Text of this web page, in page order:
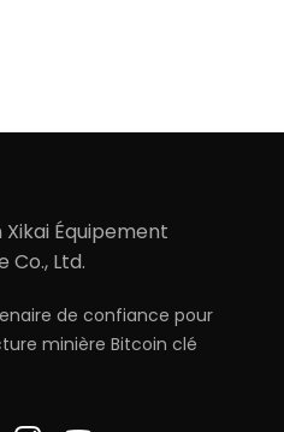
de confiance pour
minière Bitcoin clé